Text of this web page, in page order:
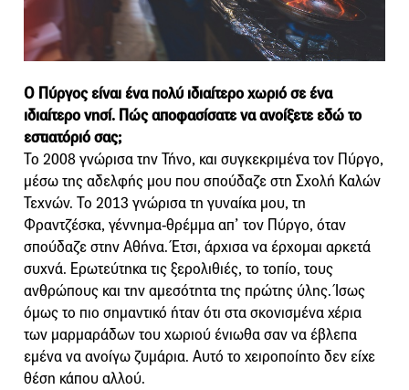
Ο Πύργος είναι ένα πολύ ιδιαίτερο χωριό σε ένα
ιδιαίτερο νησί. Πώς αποφασίσατε να ανοίξετε εδώ το
εστιατόριό σας;
Το 2008 γνώρισα την Τήνο, και συγκεκριμένα τον Πύργο,
μέσω της αδελφής μου που σπούδαζε στη Σχολή Καλών
Τεχνών. Το 2013 γνώρισα τη γυναίκα μου, τη
Φραντζέσκα, γέννημα-θρέμμα απ’ τον Πύργο, όταν
σπούδαζε στην Αθήνα. Έτσι, άρχισα να έρχομαι αρκετά
συχνά. Ερωτεύτηκα τις ξερολιθιές, το τοπίο, τους
ανθρώπους και την αμεσότητα της πρώτης ύλης. Ίσως
όμως το πιο σημαντικό ήταν ότι στα σκονισμένα χέρια
των μαρμαράδων του χωριού ένιωθα σαν να έβλεπα
εμένα να ανοίγω ζυμάρια. Αυτό το χειροποίητο δεν είχε
θέση κάπου αλλού.